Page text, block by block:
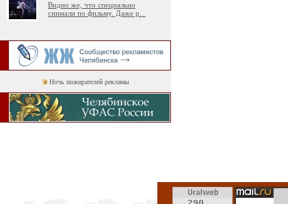
Видно же, что специально
снимали по фильму. Даже р
Ночь пожирателей рекламы